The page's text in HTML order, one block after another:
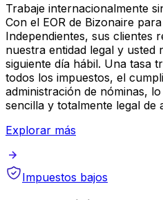
Trabaje internacionalmente
Con el EOR de Bizonaire
Independientes, sus clientes
nuestra entidad legal y usted
siguiente día hábil. Una tasa
todos los impuestos, el
administración de nóminas,
sencilla y totalmente legal de
Explorar más
Impuestos bajos